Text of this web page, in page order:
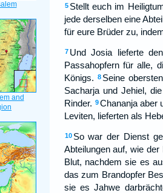
5 Stellt euch im
jede derselben eine
für eure Brüder zu,
7 Und Josia lieferte
Passahopfern für alle,
Königs. 8 Seine
Sacharja und Jehiel,
Rinder. 9Chananja aber
Leviten, lieferten als
10 So war der Dienst
Abteilungen auf, wie der
Blut, nachdem sie es
das zum Brandopfer
sie es Jahwe